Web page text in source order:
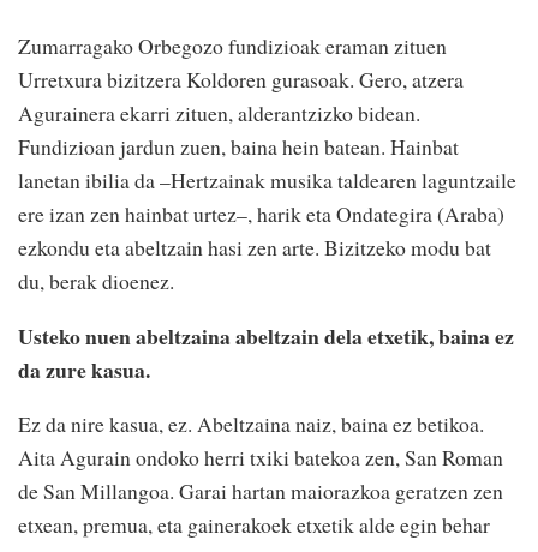
Zumarragako Orbegozo fundizioak eraman zituen
Urretxura bizitzera Koldoren gurasoak. Gero, atzera
Agurainera ekarri zituen, alderantzizko bidean.
Fundizioan jardun zuen, baina hein batean. Hainbat
lanetan ibilia da –Hertzainak musika taldearen laguntzaile
ere izan zen hainbat urtez–, harik eta Ondategira (Araba)
ezkondu eta abeltzain hasi zen arte. Bizitzeko modu bat
du, berak dioenez.
Usteko nuen abeltzaina abeltzain dela etxetik, baina ez
da zure kasua.
Ez da nire kasua, ez. Abeltzaina naiz, baina ez betikoa.
Aita Agurain ondoko herri txiki batekoa zen, San Roman
de San Millangoa. Garai hartan maiorazkoa geratzen zen
etxean, premua, eta gainerakoek etxetik alde egin behar